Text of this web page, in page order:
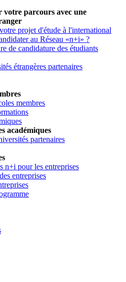
votre parcours avec une
projet d'étude à l'international
au Réseau «n+i» ?
de candidature des étudiants
étrangères partenaires
membres
académiques
partenaires
n+i pour les entreprises
entreprises